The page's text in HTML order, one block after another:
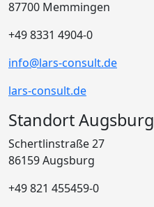
87700 Memmingen
+49 8331 4904-0
info@lars-consult.de
lars-consult.de
Standort Augsburg
Schertlinstraße 27
86159 Augsburg
+49 821 455459-0